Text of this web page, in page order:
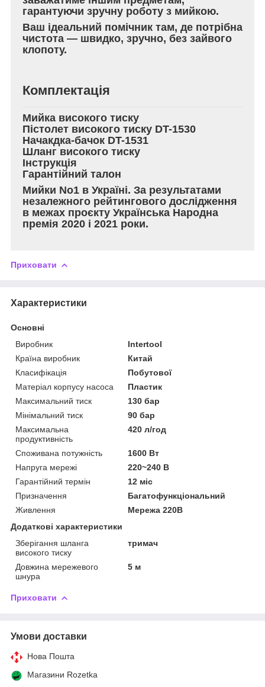
гарантуючи зручну роботу з мийкою.
Ваш ідеальний помічник там, де потрібна
чистота — швидко, зручно, без зайвого
клопоту.
Комплектація
Мийка високого тиску
Пістолет високого тиску DT-1530
Начакдка-бачок DT-1531
Шланг високого тиску
Інструкція
Гарантійний талон
Мийки No1 в Україні. За результатами
незалежного рейтингового дослідження
в межах проєкту Українська Народна
премія 2020 і 2021 роки.
Приховати
Характеристики
Основні
Виробник
Intertool
Країна виробник
Китай
Класифікація
Побутової
Матеріал корпусу насоса
Пластик
Максимальний тиск
130 бар
Мінімальний тиск
90 бар
Максимальна
продуктивність
420 л/год
Споживана потужність
1600 Вт
Напруга мережі
220~240 В
Гарантійний термін
12 міс
Призначення
Багатофункціональний
Живлення
Мережа 220В
Додаткові характеристики
Зберігання шланга
високого тиску
тримач
Довжина мережевого
шнура
5 м
Приховати
Умови доставки
Нова Пошта
Магазини Rozetka